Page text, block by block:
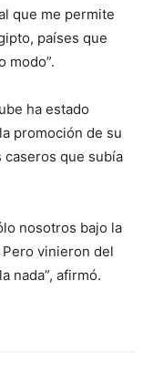
que me permite
países que
modo”.
ha estado
promoción de su
que subía
nosotros bajo la
Pero vinieron del
nada”, afirmó.